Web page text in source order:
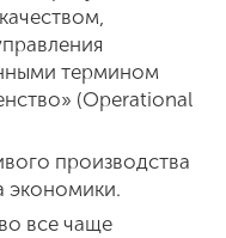
термином
(Operational
производства
экономики.
все чаще